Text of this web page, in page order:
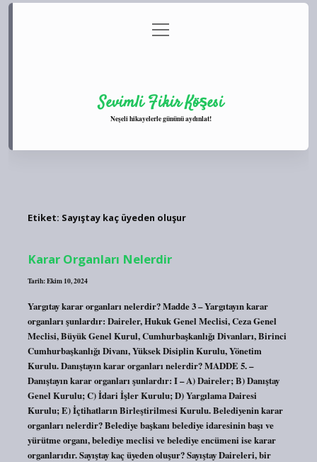
Gizlilik Politikası
menüyü
aç
Sevimli Fikir Köşesi
Neşeli hikayelerle gününü aydınlat!
Etiket: Sayıştay kaç üyeden oluşur
Karar Organları Nelerdir
Tarih: Ekim 10, 2024
Yargıtay karar organları nelerdir? Madde 3 – Yargıtayın karar
organları şunlardır: Daireler, Hukuk Genel Meclisi, Ceza Genel
Meclisi, Büyük Genel Kurul, Cumhurbaşkanlığı Divanları, Birinci
Cumhurbaşkanlığı Divanı, Yüksek Disiplin Kurulu, Yönetim
Kurulu. Danıştayın karar organları nelerdir? MADDE 5. –
Danıştayın karar organları şunlardır: I – A) Daireler; B) Danıştay
Genel Kurulu; C) İdari İşler Kurulu; D) Yargılama Dairesi
Kurulu; E) İçtihatların Birleştirilmesi Kurulu. Belediyenin karar
organları nelerdir? Belediye başkanı belediye idaresinin başı ve
yürütme organı, belediye meclisi ve belediye encümeni ise karar
organlarıdır. Sayıştay kaç üyeden oluşur? Sayıştay Daireleri, bir